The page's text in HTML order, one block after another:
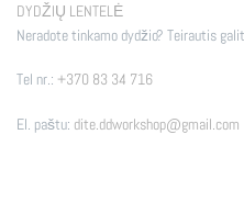
DYDŽIŲ LENTELĖ
Neradote tinkamo dydžio? Teirautis
Tel nr.: +370 83 34 716
El. paštu: dite.ddworkshop@gmail.com